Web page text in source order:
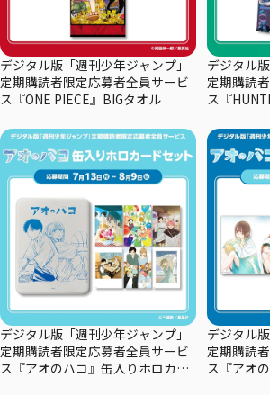
デジタル版「週刊少年ジャンプ」
定期購読者限定応募者全員サービ
ス『ONE PIECE』BIGタオル
デジタル
定期購読
ス『
デジタル版「週刊少年ジャンプ」
定期購読者限定応募者全員サービ
ス『アオのハコ』缶入りホロカー
デジタル
定期購読
ス『アオ